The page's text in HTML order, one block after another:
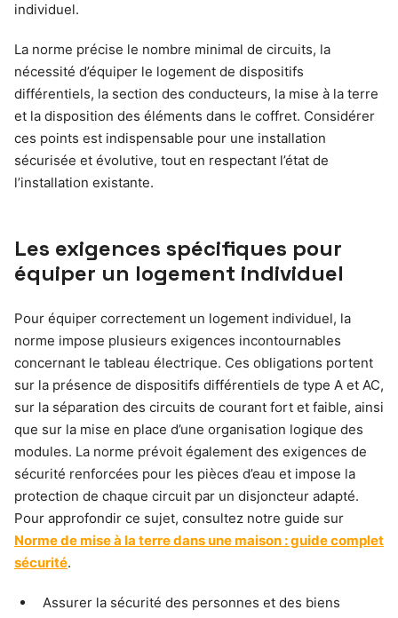
individuel.
La norme précise le nombre minimal de circuits, la
nécessité d’équiper le logement de dispositifs
différentiels, la section des conducteurs, la mise à la terre
et la disposition des éléments dans le coffret. Considérer
ces points est indispensable pour une installation
sécurisée et évolutive, tout en respectant l’état de
l’installation existante.
Les exigences spécifiques pour
équiper un logement individuel
Pour équiper correctement un logement individuel, la
norme impose plusieurs exigences incontournables
concernant le tableau électrique. Ces obligations portent
sur la présence de dispositifs différentiels de type A et AC,
sur la séparation des circuits de courant fort et faible, ainsi
que sur la mise en place d’une organisation logique des
modules. La norme prévoit également des exigences de
sécurité renforcées pour les pièces d’eau et impose la
protection de chaque circuit par un disjoncteur adapté.
Pour approfondir ce sujet, consultez notre guide sur
Norme de mise à la terre dans une maison : guide complet
sécurité.
Assurer la sécurité des personnes et des biens